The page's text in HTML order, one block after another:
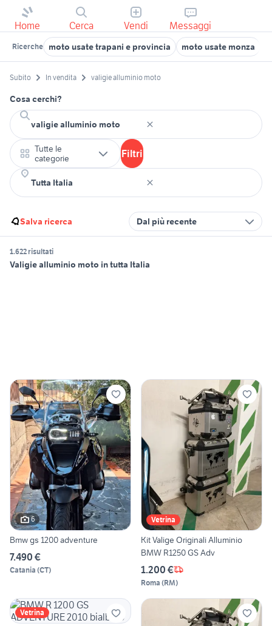
Home Cerca Vendi Messaggi
Ricerche moto usate trapani e provincia moto usate monza
Subito In vendita valigie alluminio moto
Cosa cerchi?
Tutte le
categorie
Filtri
Salva ricerca Dal più recente
1.622 risultati
Valigie alluminio moto in tutta Italia
6
Bmw gs 1200 adventure
7.490 €
Catania (CT)
Vetrina
Kit Valige Originali Alluminio
BMW R1250 GS Adv
1.200 €
Roma (RM)
Vetrina